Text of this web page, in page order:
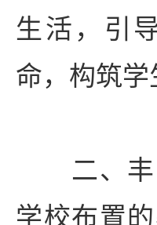
生活，引
命，构筑
二、丰
学校布置